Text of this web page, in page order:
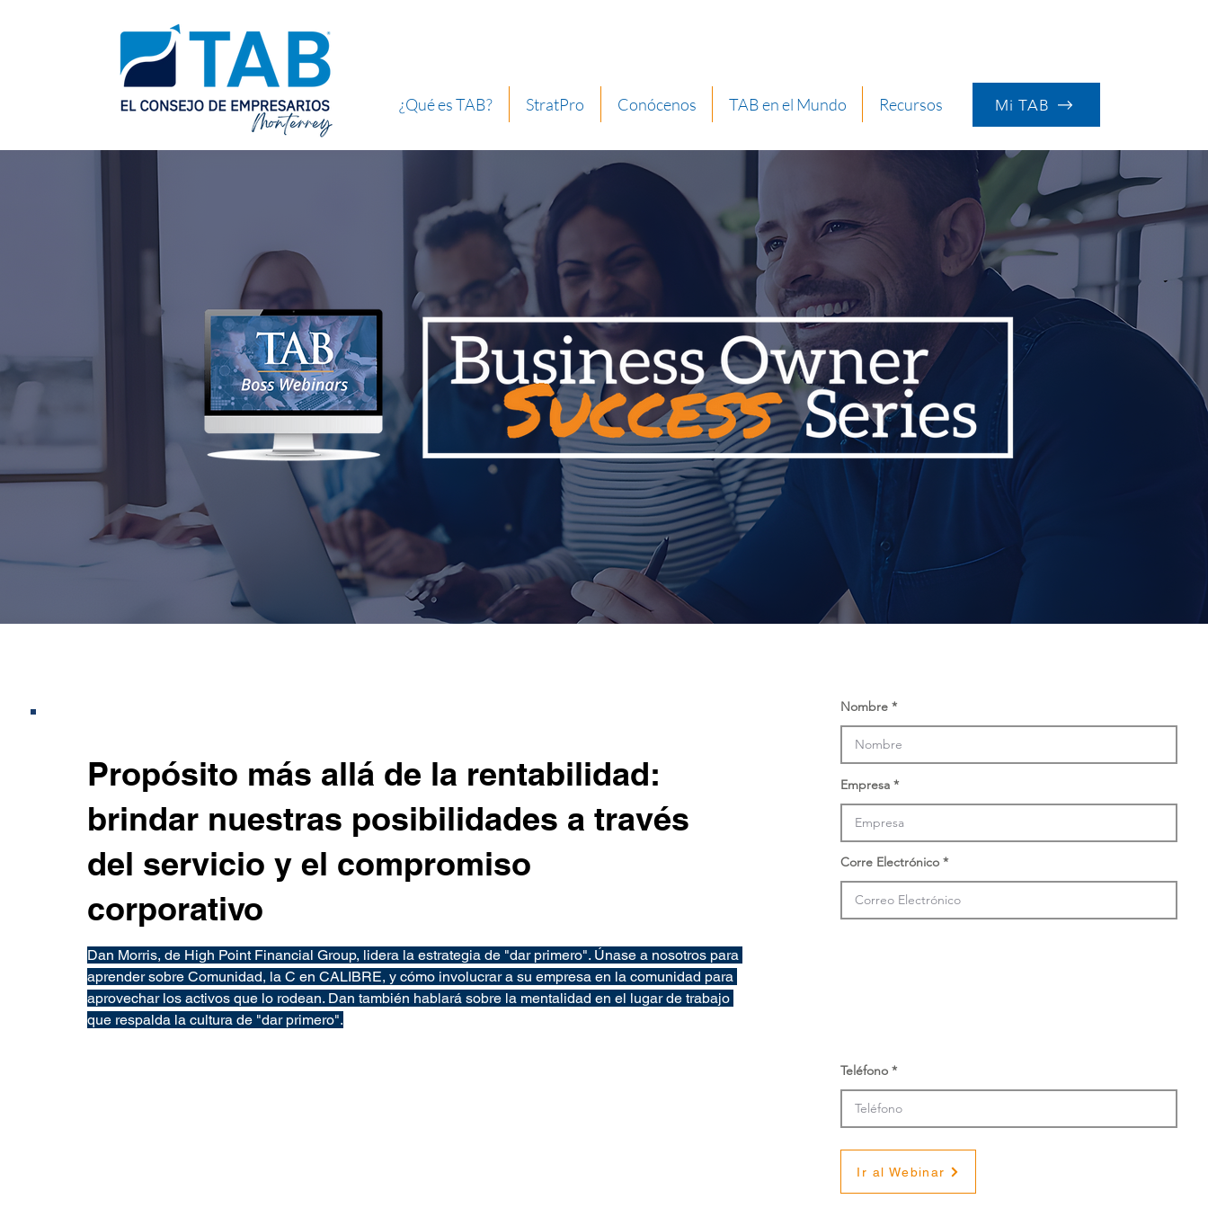
¿Qué es TAB? StratPro Conócenos TAB en el Mundo Recursos Mi TAB
Propósito más allá de la rentabilidad:
brindar nuestras posibilidades a través
del servicio y el compromiso
corporativo
Dan Morris, de High Point Financial Group, lidera la estrategia de "dar primero". Únase a nosotros para
aprender sobre Comunidad, la C en CALIBRE, y cómo involucrar a su empresa en la comunidad para
aprovechar los activos que lo rodean. Dan también hablará sobre la mentalidad en el lugar de trabajo
que respalda la cultura de "dar primero".
Nombre
Empresa
Corre Electrónico
Teléfono
Ir al Webinar